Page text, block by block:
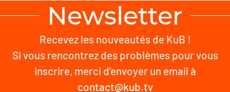
Newsletter
Recevez les nouveautés de KuB !
Si vous rencontrez des problèmes pour vous
inscrire, merci d'envoyer un email à
contact@kub.tv